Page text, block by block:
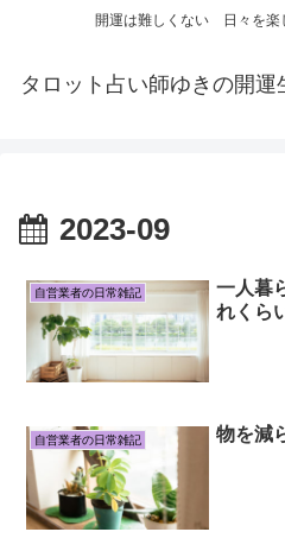
開運は難しくない 日々を楽
タロット占い師ゆきの開
2023-09
自営業者の日常雑記
一人暮
れくら
自営業者の日常雑記 物を減